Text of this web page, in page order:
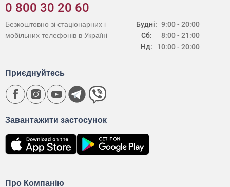
0 800 30 20 60
Будні:
Сб:
Нд:
9:00 - 20:00
8:00 - 21:00
10:00 - 20:00
Безкоштовно зі стаціонарних і
мобільних телефонів в Україні
Про Компанію
Завантажити застосунок
Приєднуйтесь